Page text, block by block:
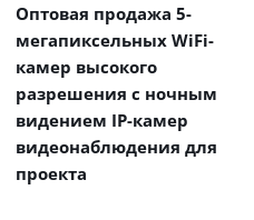
Оптовая продажа 5-
мегапиксельных WiFi-
камер высокого
разрешения с ночным
видением IP-камер
видеонаблюдения для
проекта